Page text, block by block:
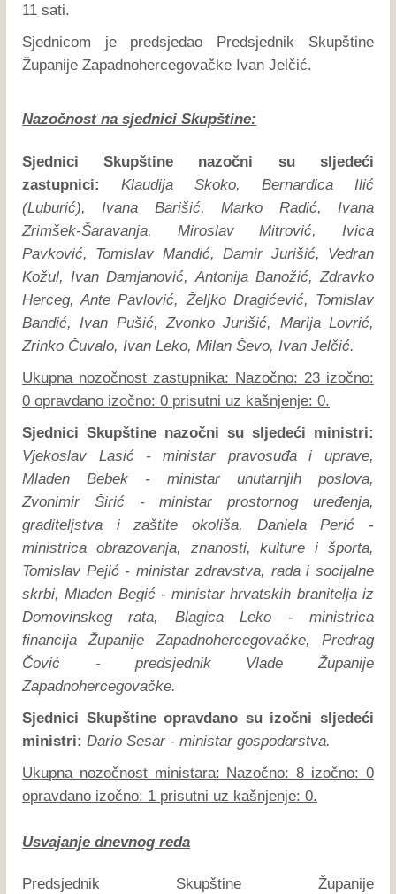
11 sati.
Sjednicom je predsjedao Predsjednik Skupštine
Županije Zapadnohercegovačke Ivan Jelčić.
Nazočnost na sjednici Skupštine:
Sjednici Skupštine nazočni su sljedeći
zastupnici:
Klaudija Skoko, Bernardica Ilić
(Luburić), Ivana Barišić, Marko Radić, Ivana
Zrimšek-Šaravanja, Miroslav Mitrović, Ivica
Pavković, Tomislav Mandić, Damir Jurišić, Vedran
Kožul, Ivan Damjanović, Antonija Banožić, Zdravko
Herceg, Ante Pavlović, Željko Dragićević, Tomislav
Bandić, Ivan Pušić, Zvonko Jurišić, Marija Lovrić,
Zrinko Čuvalo, Ivan Leko, Milan Ševo, Ivan Jelčić.
Ukupna nozočnost zastupnika: Nazočno: 23 izočno:
0 opravdano izočno: 0 prisutni uz kašnjenje: 0.
Sjednici Skupštine nazočni su sljedeći ministri:
Vjekoslav Lasić - ministar pravosuđa i uprave,
Mladen Bebek - ministar unutarnjih poslova,
Zvonimir Širić - ministar prostornog uređenja,
graditeljstva i zaštite okoliša, Daniela Perić -
ministrica obrazovanja, znanosti, kulture i športa,
Tomislav Pejić - ministar zdravstva, rada i socijalne
skrbi, Mladen Begić - ministar hrvatskih branitelja iz
Domovinskog rata, Blagica Leko - ministrica
financija Županije Zapadnohercegovačke, Predrag
Čović - predsjednik Vlade Županije
Zapadnohercegovačke.
Sjednici Skupštine opravdano su izočni sljedeći
ministri: Dario Sesar - ministar gospodarstva.
Ukupna nozočnost ministara: Nazočno: 8 izočno: 0
opravdano izočno: 1 prisutni uz kašnjenje: 0.
Usvajanje dnevnog reda
Predsjednik Skupštine Županije